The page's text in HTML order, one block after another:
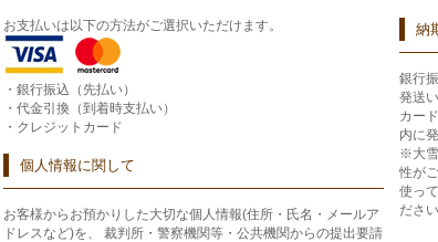
お支払いは以下の方法がご選択いただけます。
・銀行振込（先払い）
・代金引換（到着時支払い）
・クレジットカード
個人情報に関して
お客様からお預かりした大切な個人情報(住所・氏名・メールア
ドレスなど)を、 裁判所・警察機関等・公共機関からの提出要請
納
銀行
発送
カー
内に
※大雪
性が
使っ
ださい